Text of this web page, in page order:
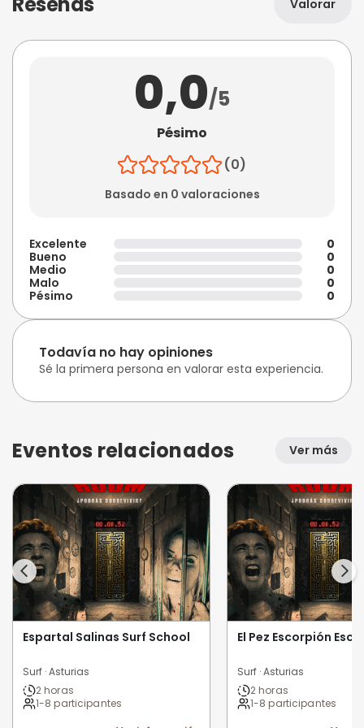
Valorar
0,0/5
Pésimo
(0)
Basado en 0 valoraciones
Excelente
0
Bueno
0
Medio
0
Malo
0
Pésimo
0
Todavía no hay opiniones
Sé la primera persona en valorar esta experiencia.
Eventos relacionados Ver más
Espartal Salinas Surf School
Surf · Asturias
2 horas
1-8 participantes
El Pez Escorpión
Surf · Asturias
2 horas
1-8 participantes